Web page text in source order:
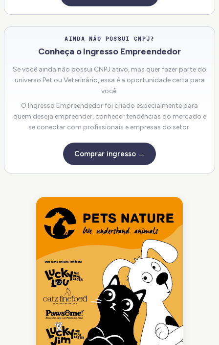
AINDA NÃO POSSUI CNPJ?
Conheça o Ingresso Empreendedor
Se você ainda não possui CNPJ ativo, mas quer fazer parte do
universo Pet ou Veterinário, essa é a oportunidade certa para
você.
O Ingresso Empreendedor foi criado especialmente para
quem deseja empreender, conhecer tendências do mercado e
se conectar com profissionais e empresas do setor.
Comprar ingresso →